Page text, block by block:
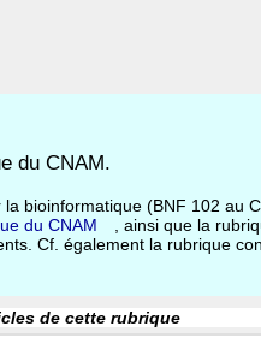
du CNAM.
bioinformatique (BNF 102 au
du CNAM
, ainsi que la
Cf. également la rubrique
de cette rubrique